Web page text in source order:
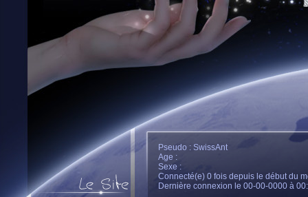
Pseudo : SwissAnt
Age :
Sexe :
Connecté(e) 0 fois depuis le début du
Dernière connexion le 00-00-0000 à